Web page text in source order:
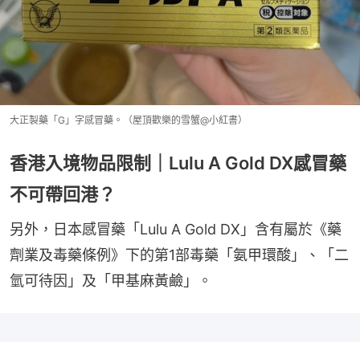
大正製藥「G」字感冒藥。（屋頂歡樂的雪蟹@小紅書）
香港入境物品限制｜Lulu A Gold DX感冒藥
不可帶回港？
另外，日本感冒藥「Lulu A Gold DX」含有屬於《藥
劑業及毒藥條例》下的第1部毒藥「氨甲環酸」、「二
氫可待因」及「甲基麻黃鹼」。